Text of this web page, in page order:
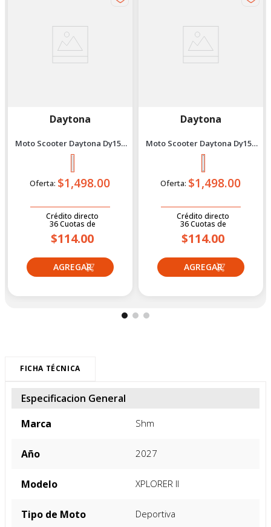
Daytona
Moto Scooter Daytona Dy150
Bit Se Bi 2027 Plomo
Oferta: $1,498.00
Crédito directo
36Cuotas de
$114.00
Daytona
Moto Scooter Daytona Dy150
Bit Se Bi 2027 Negro
Oferta: $1,498.00
Crédito directo
36Cuotas de
$114.00
FICHA TÉCNICA
Especificacion General
Marca
Shm
Año 2027
Modelo XPLORER II
Tipo de Moto Deportiva